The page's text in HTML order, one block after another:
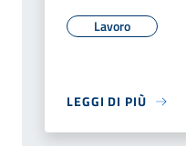
Lavoro
LEGGI DI PIÙ